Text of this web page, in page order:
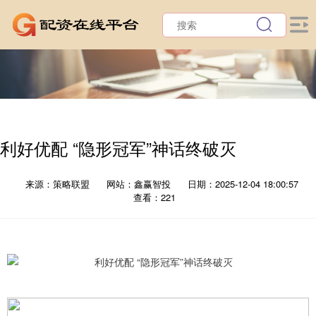
利好优配 “隐形冠军”神话终破灭
来源：策略联盟 网站：鑫赢智投
日期：2025-12-04 18:00:57
查看：221